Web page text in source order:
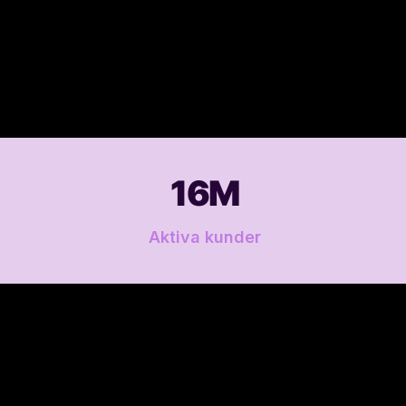
16M
Aktiva kunder